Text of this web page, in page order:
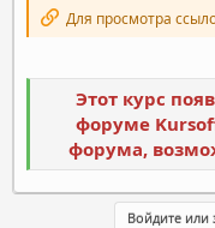
Для просмотра
Этот курс
форуме
форума,
Войдите или